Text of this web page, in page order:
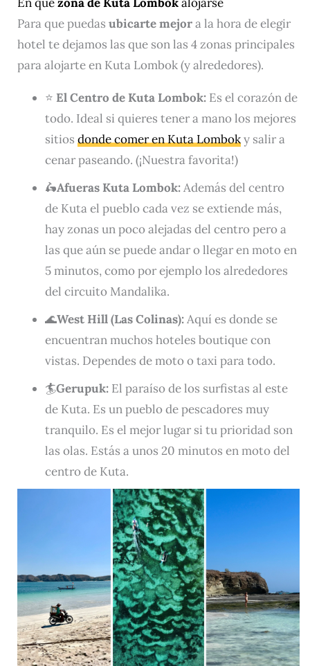
Para que puedas ubicarte mejora la hora de elegir
hotel te dejamos las que son las 4 zonas principales
para alojarte en Kuta Lombok (y alrededores).
⭐ El Centro de Kuta Lombok: Es el corazón de
todo. Ideal si quieres tener a mano los mejores
sitios donde comer en Kuta Lomboky salir a
cenar paseando. (¡Nuestra favorita!)
🛵Afueras Kuta Lombok:Además del centro
de Kuta el pueblo cada vez se extiende más,
hay zonas un poco alejadas del centro pero a
las que aún se puede andar o llegar en moto en
5 minutos, como por ejemplo los alrededores
del circuito Mandalika.
🌊West Hill (Las Colinas):Aquí es donde se
encuentran muchos hoteles boutique con
vistas. Dependes de moto o taxi para todo.
🏄Gerupuk: El paraíso de los surfistas al este
de Kuta. Es un pueblo de pescadores muy
tranquilo. Es el mejor lugar si tu prioridad son
las olas. Estás a unos 20 minutos en moto del
centro de Kuta.